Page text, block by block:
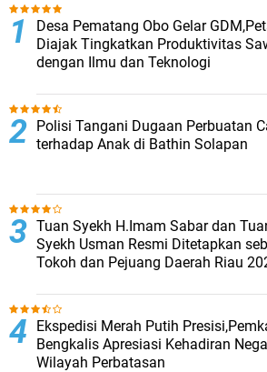
Desa Pematang Obo Gelar
Diajak Tingkatkan Produktivitas
dengan Ilmu dan Teknologi
Polisi Tangani Dugaan Perbuatan
terhadap Anak di Bathin Solapan
Tuan Syekh H.Imam Sabar dan
Syekh Usman Resmi Ditetapkan
Tokoh dan Pejuang Daerah Riau
Ekspedisi Merah Putih
Bengkalis Apresiasi Kehadiran
Wilayah Perbatasan